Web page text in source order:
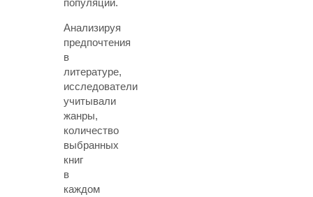
популяции.
Анализируя
предпочтения
в
литературе,
исследователи
учитывали
жанры,
количество
выбранных
книг
в
каждом